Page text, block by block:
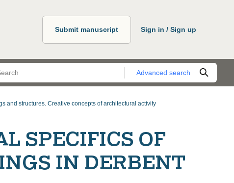
Submit manuscript Sign in / Sign up
Advanced search
and structures. Creative concepts of architectural activity
SPECIFICS OF
IN DERBENT